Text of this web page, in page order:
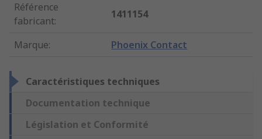
Référence
fabricant:
1411154
Marque: Phoenix Contact
Caractéristiques techniques
Documentation technique
Législation et Conformité